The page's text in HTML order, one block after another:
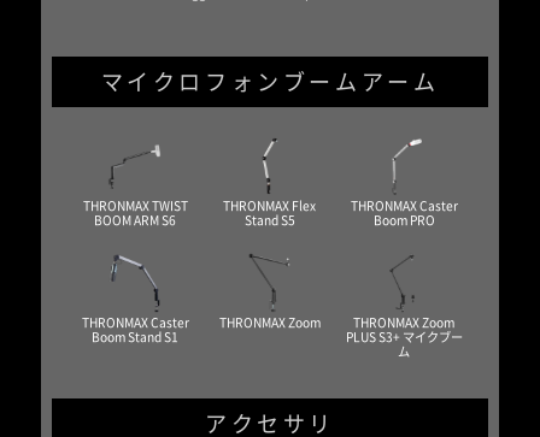
マイクロフォンブームアーム
THRONMAX TWIST
BOOM ARM S6
THRONMAX Flex
Stand S5
THRONMAX Caster
Boom PRO
THRONMAX Caster
Boom Stand S1
THRONMAX Zoom
THRONMAX Zoom
PLUS S3+ マイクブー
ム
アクセサリ